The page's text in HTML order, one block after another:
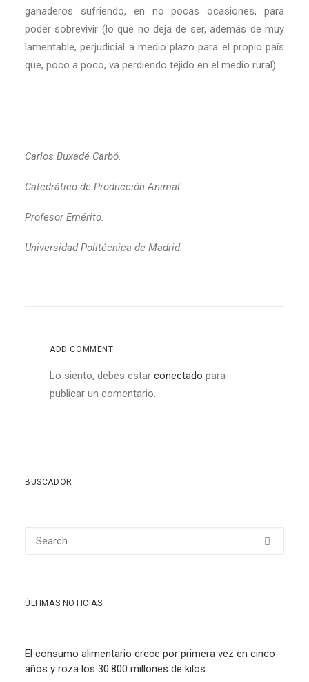
ganaderos sufriendo, en no pocas ocasiones, para
poder sobrevivir (lo que no deja de ser, además de muy
lamentable, perjudicial a medio plazo para el propio país
que, poco a poco, va perdiendo tejido en el medio rural).
Carlos Buxadé Carbó.
Catedrático de Producción Animal.
Profesor Emérito.
Universidad Politécnica de Madrid.
ADD COMMENT
Lo siento, debes estar conectado para
publicar un comentario.
BUSCADOR
ÚLTIMAS NOTICIAS
El consumo alimentario crece por primera vez en cinco
años y roza los 30.800 millones de kilos